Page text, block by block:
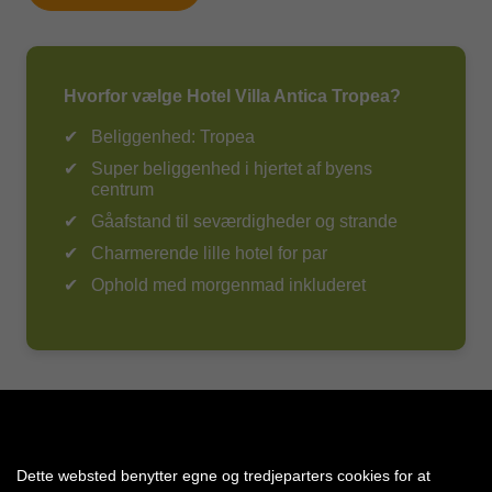
begrænset sammenlignet med nordiske standarder.
Rejsende med allergier eller særlige kostbehov
produkter eller snacks, hvis dette vurderes nødvendigt.
Kontakt vores kundeservice hvis du/i er i tvivl, eller har
Amisol Travel Appen
– direkte på mobilen!
Når du har bestilt din rejse med Amisol Travel, kan du
før og under ferien:
Chat direkte med vores guider på destinationen
Reggio Calabria.
Læs mere om vores udflugter, klik her
Hvorfor vælge Hotel Villa Antica Tropea?
Beliggenhed: Tropea
Super beliggenhed i hjertet af byens
centrum
Gåafstand til seværdigheder og strande
Charmerende lille hotel for par
Ophold med morgenmad inkluderet
Dette websted benytter egne og tredjeparters cookies for at